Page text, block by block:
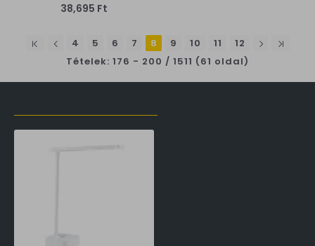
38,695 Ft
4 5 6 7 8 9 10 11
12
Tételek: 176 - 200 / 1511 (61 oldal)